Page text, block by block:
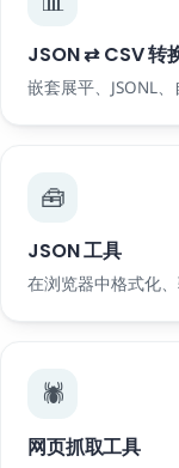
JSON ⇄ CSV 转
嵌套展平、JSONL
🧰
JSON 工具
在浏览器中格式化
🕷️
网页抓取工具